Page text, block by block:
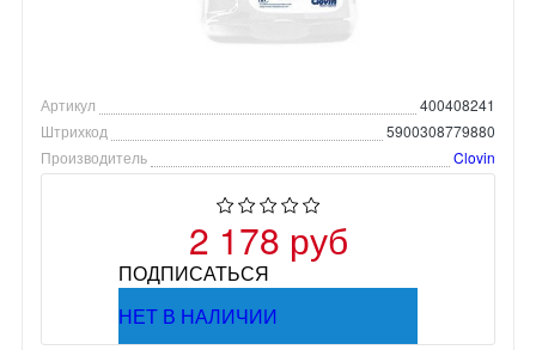
Артикул
400408241
Штрихкод
5900308779880
Производитель
Clovin
2 178 руб
ПОДПИСАТЬСЯ
НЕТ В НАЛИЧИИ